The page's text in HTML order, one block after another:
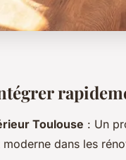
Toulouse : Un
dans les